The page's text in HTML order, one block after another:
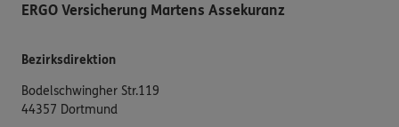
ERGO Versicherung Martens Assekuranz
Bezirksdirektion
Bodelschwingher Str.119
44357 Dortmund